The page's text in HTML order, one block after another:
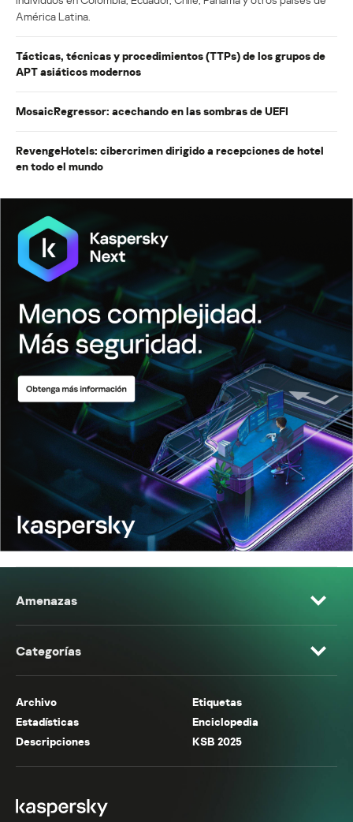
América Latina.
Tácticas, técnicas y procedimientos (TTPs) de los grupos de
APT asiáticos modernos
MosaicRegressor: acechando en las sombras de UEFI
RevengeHotels: cibercrimen dirigido a recepciones de hotel
en todo el mundo
Amenazas
Categorías
Archivo
Etiquetas
Estadísticas
Enciclopedia
Descripciones
KSB 2025